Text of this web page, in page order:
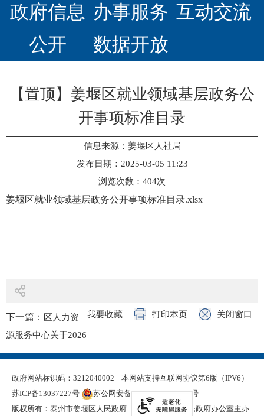
政府信息
公开
办事服务 互动交流
数据开放
【置顶】姜堰区就业领域基层政务公
开事项标准目录
信息来源：姜堰区人社局
发布日期：2025-03-05 11:23
浏览次数： 404次
姜堰区就业领域基层政务公开事项标准目录.xlsx
我要收藏 打印本页 关闭窗口
下一篇：
区人力资
源服务中心关于2026
年第十一批拟录用公
公示
政府网站标识码：3212040002
本网站支持互联网协议第6版（IPV6）
苏ICP备13037227号
苏公网安备 32120402000321号
版权所有：泰州市姜堰区人民政府
泰州市姜堰区人民政府办公室主办